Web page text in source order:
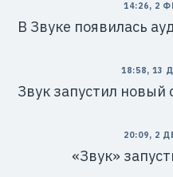
14:26, 2
В Звуке появилась
18:58, 13
Звук запустил новый
20:09, 2
«Звук»